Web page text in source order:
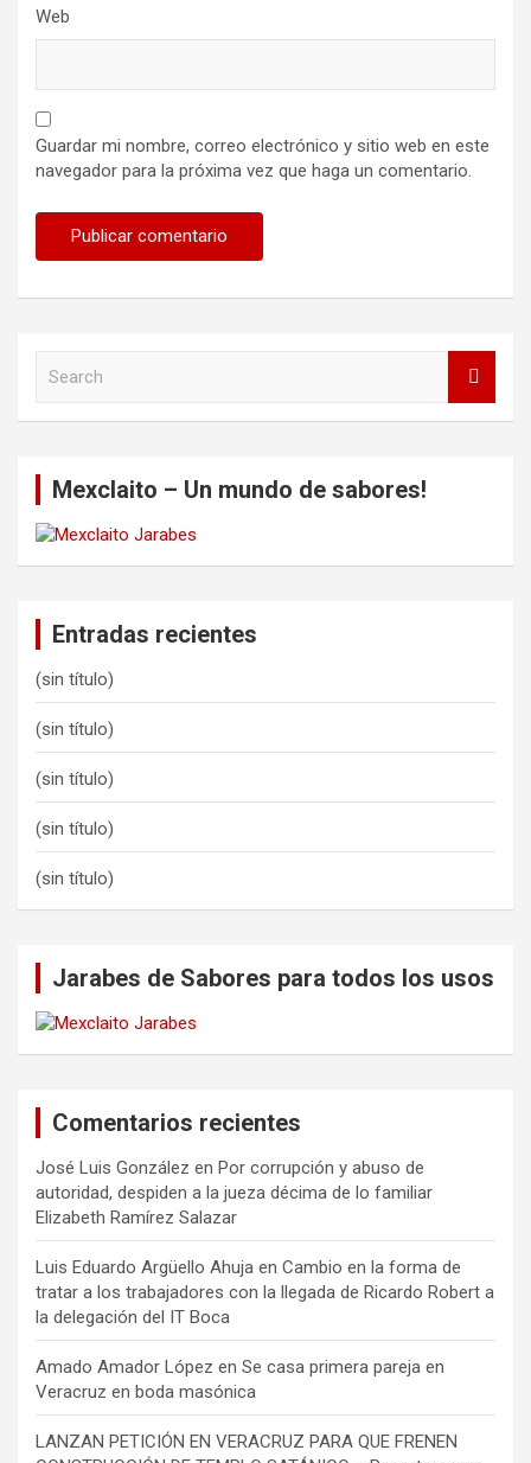
Web
Guardar mi nombre, correo electrónico y sitio web en este
navegador para la próxima vez que haga un comentario.
Mexclaito – Un mundo de sabores!
Entradas recientes
(sin título)
(sin título)
(sin título)
(sin título)
(sin título)
Jarabes de Sabores para todos los usos
Comentarios recientes
José Luis González en Por corrupción y abuso de
autoridad, despiden a la jueza décima de lo familiar
Elizabeth Ramírez Salazar
Luis Eduardo Argüello Ahuja en Cambio en la forma de
tratar a los trabajadores con la llegada de Ricardo Robert a
la delegación del IT Boca
Amado Amador López en Se casa primera pareja en
Veracruz en boda masónica
LANZAN PETICIÓN EN VERACRUZ PARA QUE FRENEN